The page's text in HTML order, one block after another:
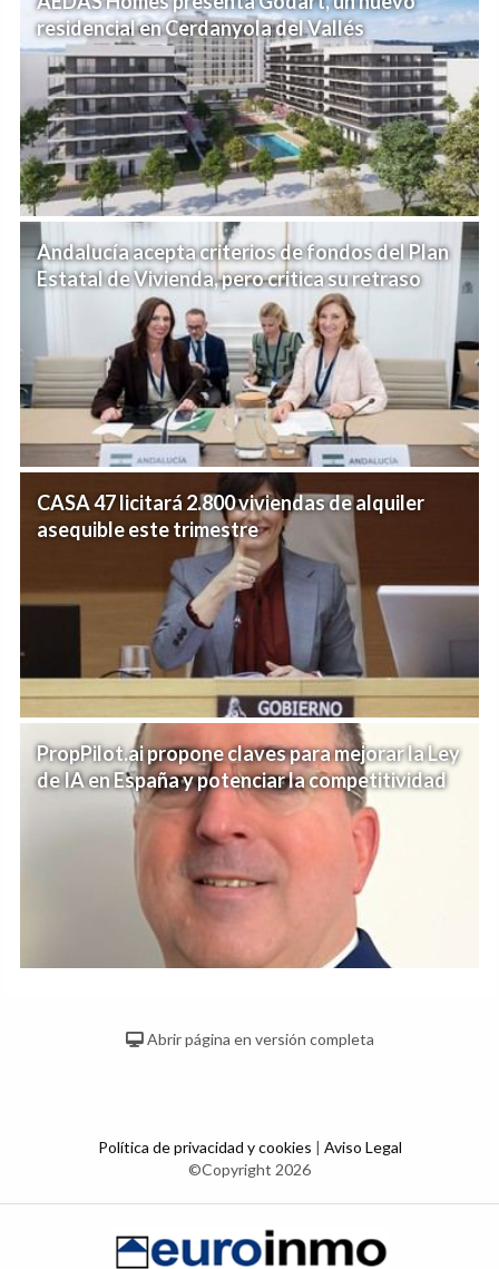
residencial en Cerdanyola del Vallés
Andalucía acepta criterios de fondos del Plan
Estatal de Vivienda, pero critica su retraso
CASA 47 licitará 2.800 viviendas de alquiler
asequible este trimestre
PropPilot.ai propone claves para mejorar la Ley
de IA en España y potenciar la competitividad
Abrir página en versión completa
Política de privacidad y cookies | Aviso Legal
©Copyright 2026